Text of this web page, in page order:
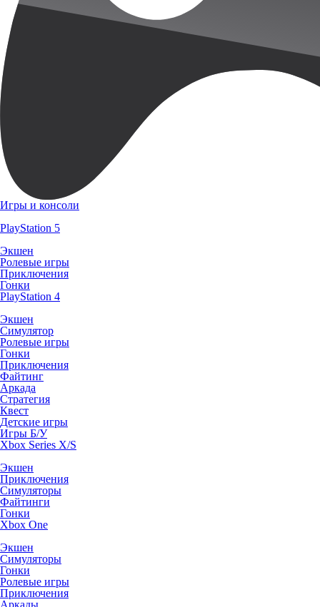
Игры и консоли
PlayStation 5
Экшен
Ролевые игры
Приключения
Гонки
PlayStation 4
Экшен
Симулятор
Ролевые игры
Гонки
Приключения
Файтинг
Аркада
Стратегия
Квест
Детские игры
Игры Б/У
Xbox Series X/S
Экшен
Приключения
Симуляторы
Файтинги
Гонки
Xbox One
Экшен
Симуляторы
Гонки
Ролевые игры
Приключения
Аркады